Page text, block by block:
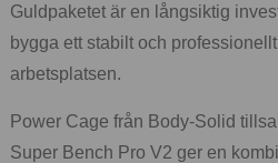
Guldpaketet är en långsiktig
bygga ett stabilt och
arbetsplatsen.
Power Cage från Body-Solid
Super Bench Pro V2 ger en